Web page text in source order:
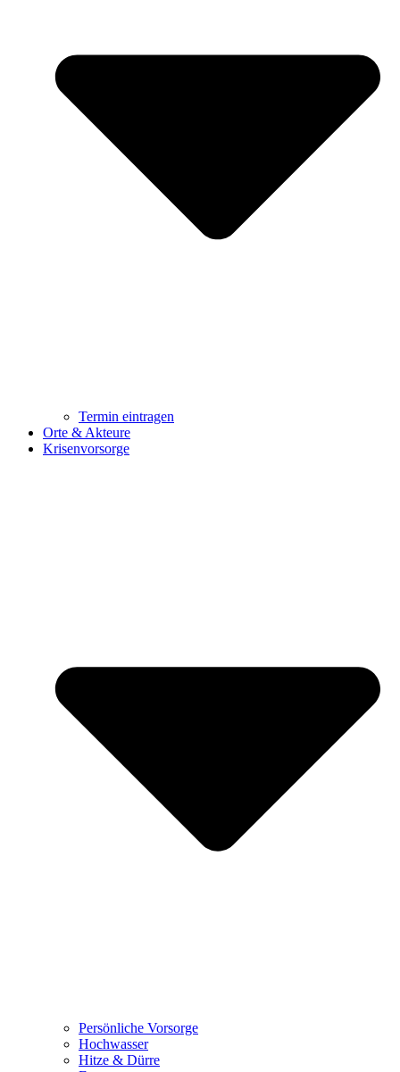
Termin eintragen
Orte & Akteure
Krisenvorsorge
Persönliche Vorsorge
Hochwasser
Hitze & Dürre